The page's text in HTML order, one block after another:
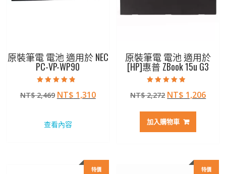
原裝筆電 電池 適用於 NEC
PC-VP-WP90
4.50
滿分 5
NT$2,469 原
格：
NT$ 1,310目
查看內容
原裝筆電 電池 適用於
[HP]惠普 ZBook 15u G3
4.50
滿分 5
NT$2,272 原
價
格：
NT$ 1,206目
加入購物車
特價 特價